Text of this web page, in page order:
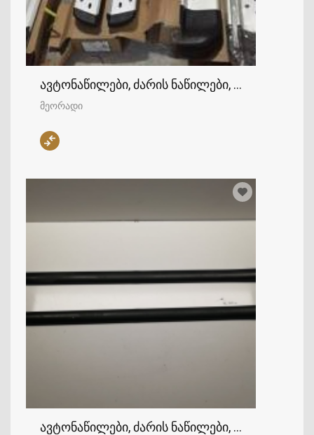
ავტონაწილები, ძარის ნაწილები, დუგები
მეორადი
ავტონაწილები, ძარის ნაწილები, დუგები